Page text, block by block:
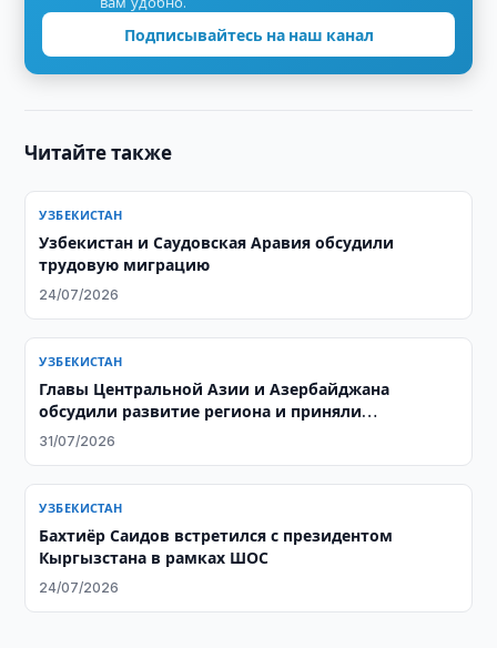
Подписывайтесь на наш канал
Читайте также
УЗБЕКИСТАН
Узбекистан и Саудовская Аравия обсудили
трудовую миграцию
24/07/2026
УЗБЕКИСТАН
Главы Центральной Азии и Азербайджана
обсудили развитие региона и приняли
совместную декларацию
31/07/2026
УЗБЕКИСТАН
Бахтиёр Саидов встретился с президентом
Кыргызстана в рамках ШОС
24/07/2026